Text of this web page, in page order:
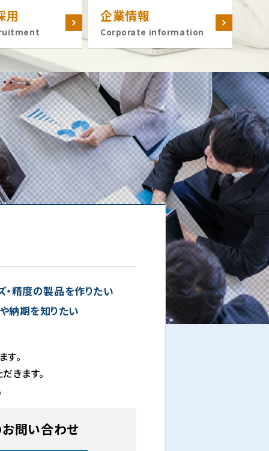
用 企業情報
Corporate information
・精度の製品を作りたい
納期を知りたい
。
きます。
問い合わせ